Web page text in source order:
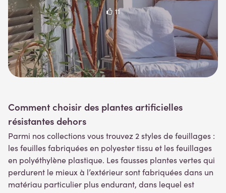
11
Comment choisir des plantes artificielles
résistantes dehors
Parmi nos collections vous trouvez 2 styles de feuillages :
les feuilles fabriquées en polyester tissu et les feuillages
en polyéthylène plastique. Les fausses plantes vertes qui
perdurent le mieux à l’extérieur sont fabriquées dans un
matériau particulier plus endurant, dans lequel est